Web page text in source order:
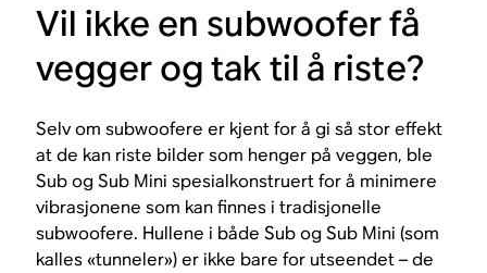
Vil ikke en subwoofer få
vegger og tak til å riste?
Selv om subwoofere er kjent for å gi så stor effekt
at de kan riste bilder som henger på veggen, ble
Sub og Sub Mini spesialkonstruert for å minimere
vibrasjonene som kan finnes i tradisjonelle
subwoofere. Hullene i både Sub og Sub Mini (som
kalles «tunneler») er ikke bare for utseendet – de